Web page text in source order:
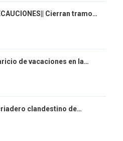
Cierran tramo…
de vacaciones en la…
clandestino de…